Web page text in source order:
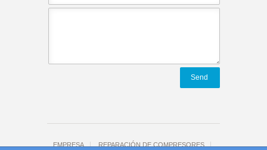
Send
EMPRESA REPARACIÓN DE COMPRESORES